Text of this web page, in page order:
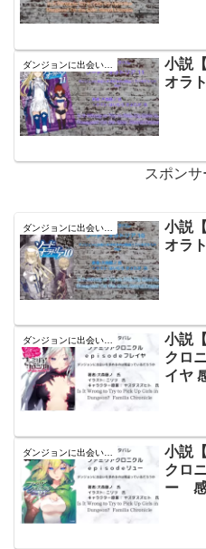
小説
オラ
スポンサ
ダンジョンに出会いを求めるのは間違っているだろうか
小説
オラ
小説
クロ
イヤ
小説
クロ
ー 感